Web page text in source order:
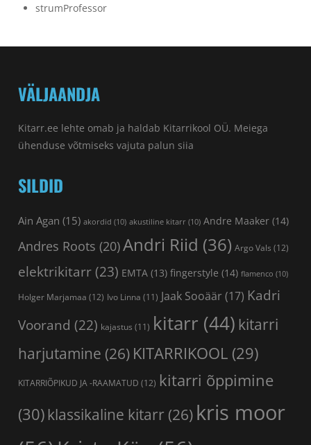
strumProfessor
VÄLJAANDJA
Kitarr.ee lehte omab ja haldab Kitarrikool OÜ. Meiega
ühenduse võtmiseks vajuta palun siia
SILDID
Ain Agan (15) akordid (10) akustiline kitarr (10) Andre Maaker (14)
Andres Roots (20)Andri Riid (36) Argo Vals (12)
elektrikitarr(23) EMTA (13) fingerstyle (14) flamenco (10)
Holger Marjamaa (12) Ivo Linna (11) Jaak Sooäär(17) Kadri
Voorand (22) kajastus (11) kitarr (44) kitarri
harjutamine (26) KITARRIKOOL (29)
KITARRIÕPIKUD JA -RAAMATUD (12) kitarri õppimine
(30) klassikaline kitarr (26) kris moor